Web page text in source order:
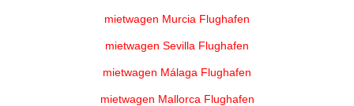
mietwagen Murcia Flughafen
mietwagen Sevilla Flughafen
mietwagen Málaga Flughafen
mietwagen Mallorca Flughafen